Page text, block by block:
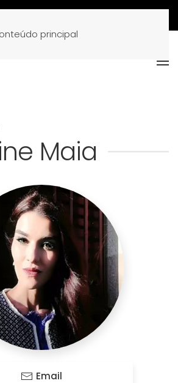
principal
Maia
Email